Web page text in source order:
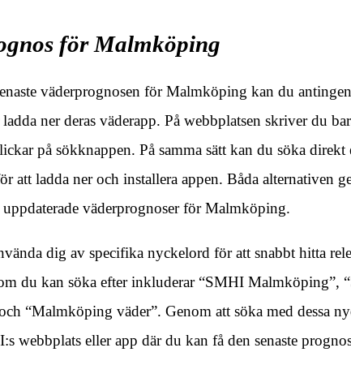
för Malmköping
väderprognosen för Malmköping kan du
ner deras väderapp. På webbplatsen skriver du
på sökknappen. På samma sätt kan du söka
att ladda ner och installera appen. Båda alternativen
uppdaterade väderprognoser för Malmköping.
dig av specifika nyckelord för att snabbt hitta
du kan söka efter inkluderar “SMHI Malmköping”,
“Malmköping väder”. Genom att söka med dessa
webbplats eller app där du kan få den senaste